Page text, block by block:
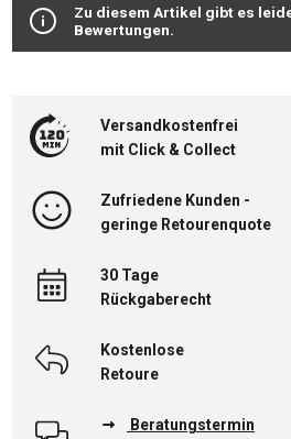
Zu diesem Artikel gibt es
Bewertungen.
Versandkostenfrei
mit Click & Collect
Zufriedene Kunden -
geringe Retourenquote
30 Tage
Rückgaberecht
Kostenlose
Retoure
Beratungstermin